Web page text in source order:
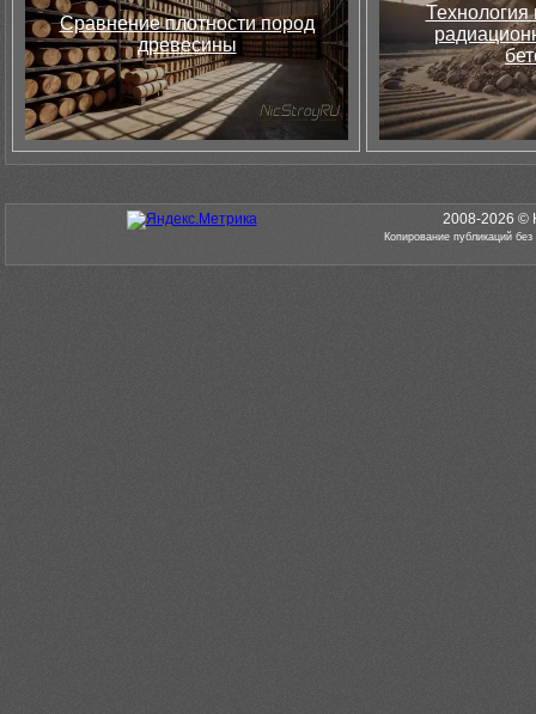
Сравнение плотности пород
древесины
Технология
2008-2026 ©
Копирование публикаций